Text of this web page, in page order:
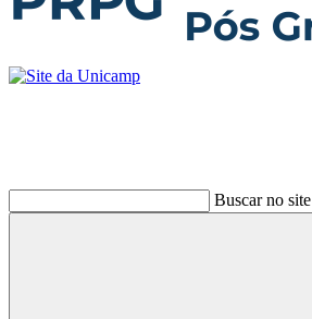
Buscar no site